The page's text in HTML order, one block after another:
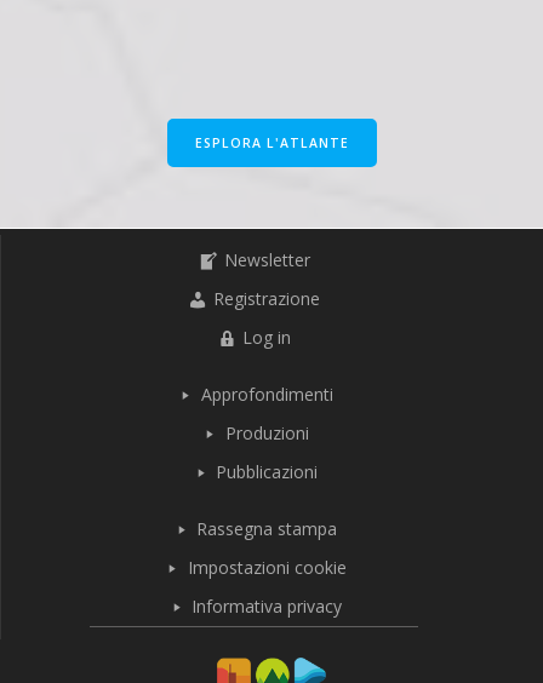
ESPLORA L'ATLANTE
Newsletter
Registrazione
Log in
Approfondimenti
Produzioni
Pubblicazioni
Rassegna stampa
Impostazioni cookie
Informativa privacy